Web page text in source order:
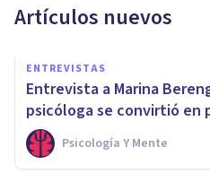
Artículos nuevos
ENTREVISTAS
Entrevista a Marina
psicóloga se convirtió en
Psicología Y Mente